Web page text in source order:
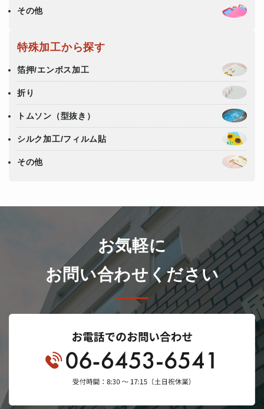
その他
特殊加工から探す
箔押/エンボス加工
折り
トムソン（型抜き）
シルク加工/フィルム貼
その他
お気軽に
お問い合わせください